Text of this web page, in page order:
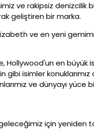
ve rakipsiz
geliştiren bir marka.
ve en yeni
Hollywood'un en
isimler konuklarımız
ve dünyayı yüce
için yeniden